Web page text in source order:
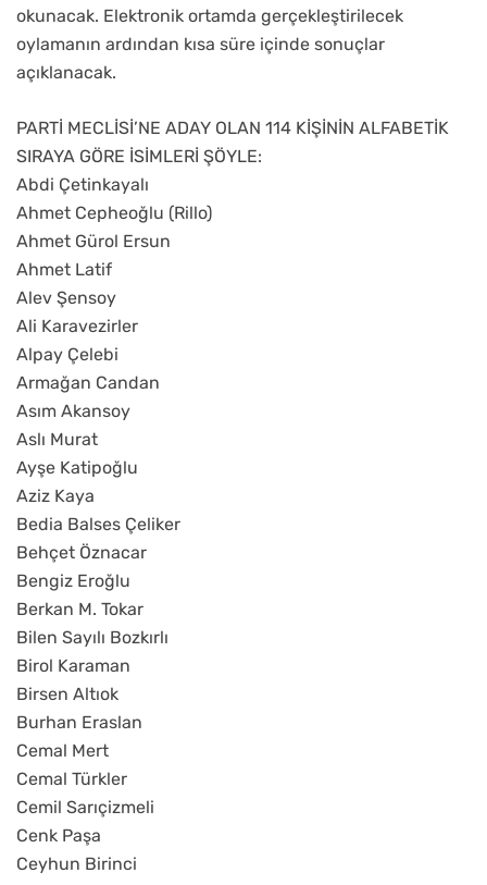
okunacak. Elektronik ortamda gerçekleştirilecek
oylamanın ardından kısa süre içinde sonuçlar
açıklanacak.
PARTİ MECLİSİ’NE ADAY OLAN 114 KİŞİNİN ALFABETİK
SIRAYA GÖRE İSİMLERİ ŞÖYLE:
Abdi Çetinkayalı
Ahmet Cepheoğlu (Rillo)
Ahmet Gürol Ersun
Ahmet Latif
Alev Şensoy
Ali Karavezirler
Alpay Çelebi
Armağan Candan
Asım Akansoy
Aslı Murat
Ayşe Katipoğlu
Aziz Kaya
Bedia Balses Çeliker
Behçet Öznacar
Bengiz Eroğlu
Berkan M. Tokar
Bilen Sayılı Bozkırlı
Birol Karaman
Birsen Altıok
Burhan Eraslan
Cemal Mert
Cemal Türkler
Cemil Sarıçizmeli
Cenk Paşa
Ceyhun Birinci